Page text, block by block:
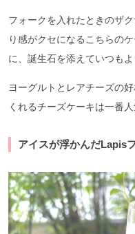
フォークを入れたときのザ
り感がクセになるこちらの
に、誕生石を添えていつも
ヨーグルトとレアチーズの
くれるチーズケーキは一番
アイスが浮かんだLapis